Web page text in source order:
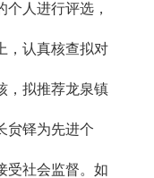
人进行评选，
，认真核查拟对
，拟推荐龙泉镇
贠铎为先进个
受社会监督。如